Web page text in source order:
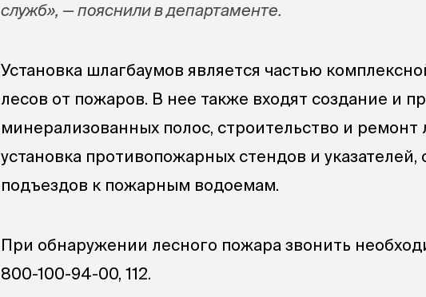
служб», — пояснили в департаменте.
Установка шлагбаумов является частью
лесов от пожаров. В нее также входят создание и
минерализованных полос, строительство и ремонт
установка противопожарных стендов и указателей,
подъездов к пожарным водоемам.
При обнаружении лесного пожара звонить
800-100-94-00, 112.